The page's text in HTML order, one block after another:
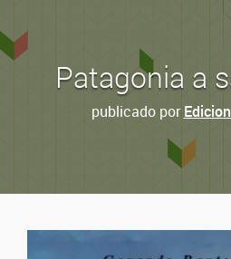
Patagonia a
publicado por